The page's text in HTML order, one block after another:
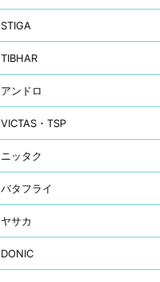
STIGA
TIBHAR
アンドロ
VICTAS・TSP
ニッタク
バタフライ
ヤサカ
DONIC